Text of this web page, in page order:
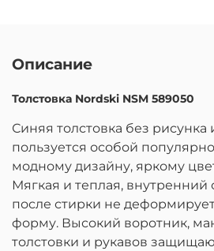
Описание
Толстовка Nordski NSM 589050
Синяя толстовка без
пользуется особой
модному дизайну, яркому
Мягкая и теплая, внутренний
после стирки не
форму. Высокий воротник,
толстовки и рукавов